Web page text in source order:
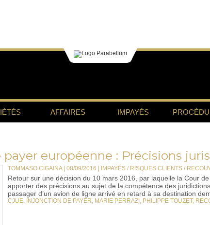
AFFAIRES IMPAYÉS
européenne : Précisions
TOMMASO CIGAINA | 08/09/2016 IMPAYÉS / RISQUES CLIENTS /
Retour sur une décision du 10 mars 2016, par laquelle la Cour
apporter des précisions au sujet de la compétence des
passager d’un avion de ligne arrivé en retard à sa destination
CJUE, INJONCTION DE PAYER, MARIE PERRAZI , PHILIPPE TOUZET,